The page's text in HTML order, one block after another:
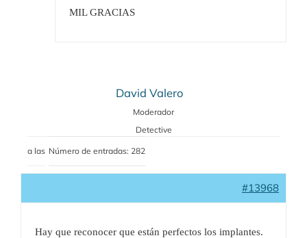
MIL GRACIAS
David Valero
Moderador
Detective
a las Número de entradas: 282
#13968
Hay que reconocer que están perfectos los implantes.